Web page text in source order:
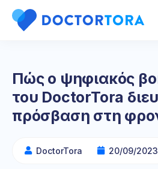
Πώς ο ψηφιακός
του DoctorTora
πρόσβαση στη
DoctorTora 20/09/2023